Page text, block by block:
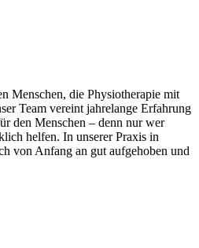
Menschen, die Physiotherapie mit
Team vereint jahrelange Erfahrung
den Menschen – denn nur wer
helfen. In unserer Praxis in
von Anfang an gut aufgehoben und